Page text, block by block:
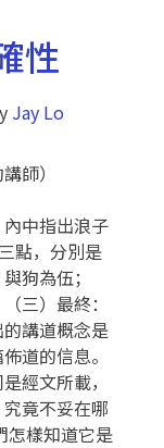
性
Jay Lo
師）
中指出浪子
點，分別是
狗為伍；
三）最終：
講道概念是
道的信息。
經文所載，
竟不妥在哪
怎樣知道它是